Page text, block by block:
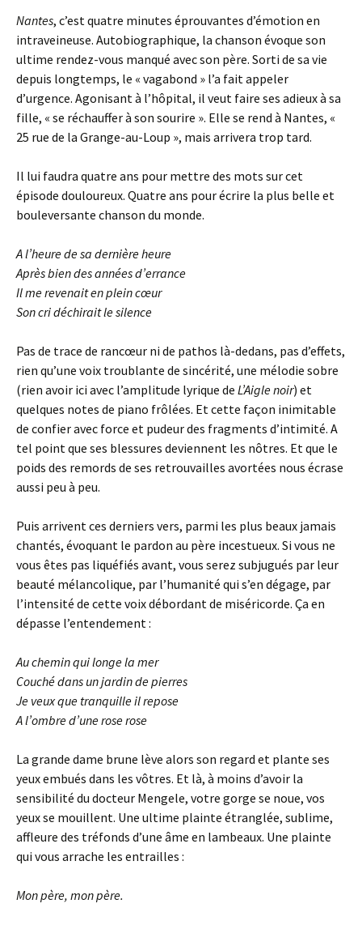
Nantes, c’est quatre minutes éprouvantes d’émotion en
intraveineuse. Autobiographique, la chanson évoque son
ultime rendez-vous manqué avec son père. Sorti de sa vie
depuis longtemps, le « vagabond » l’a fait appeler
d’urgence. Agonisant à l’hôpital, il veut faire ses adieux à sa
fille, « se réchauffer à son sourire ». Elle se rend à Nantes, «
25 rue de la Grange-au-Loup », mais arrivera trop tard.
Il lui faudra quatre ans pour mettre des mots sur cet
épisode douloureux. Quatre ans pour écrire la plus belle et
bouleversante chanson du monde.
A l’heure de sa dernière heure
Après bien des années d’errance
Il me revenait en plein cœur
Son cri déchirait le silence
Pas de trace de rancœur ni de pathos là-dedans, pas d’effets,
rien qu’une voix troublante de sincérité, une mélodie sobre
(rien avoir ici avec l’amplitude lyrique de L’Aigle noir) et
quelques notes de piano frôlées. Et cette façon inimitable
de confier avec force et pudeur des fragments d’intimité. A
tel point que ses blessures deviennent les nôtres. Et que le
poids des remords de ses retrouvailles avortées nous écrase
aussi peu à peu.
Puis arrivent ces derniers vers, parmi les plus beaux jamais
chantés, évoquant le pardon au père incestueux. Si vous ne
vous êtes pas liquéfiés avant, vous serez subjugués par leur
beauté mélancolique, par l’humanité qui s’en dégage, par
l’intensité de cette voix débordant de miséricorde. Ça en
dépasse l’entendement :
Au chemin qui longe la mer
Couché dans un jardin de pierres
Je veux que tranquille il repose
A l’ombre d’une rose rose
La grande dame brune lève alors son regard et plante ses
yeux embués dans les vôtres. Et là, à moins d’avoir la
sensibilité du docteur Mengele, votre gorge se noue, vos
yeux se mouillent. Une ultime plainte étranglée, sublime,
affleure des tréfonds d’une âme en lambeaux. Une plainte
qui vous arrache les entrailles :
Mon père, mon père.